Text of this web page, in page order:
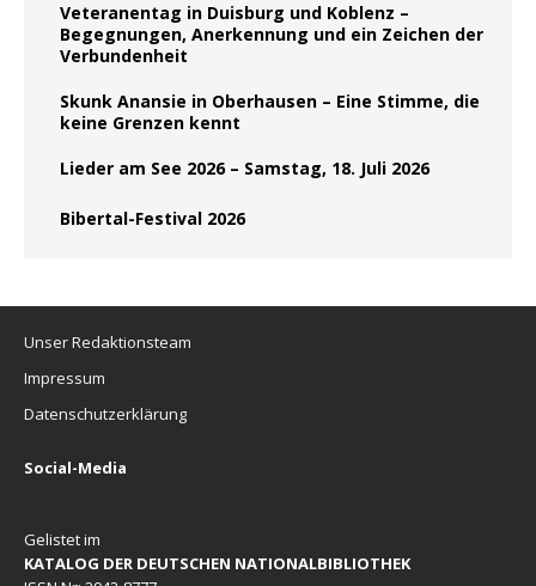
Veteranentag in Duisburg und Koblenz –
Begegnungen, Anerkennung und ein Zeichen der
Verbundenheit
Skunk Anansie in Oberhausen – Eine Stimme, die
keine Grenzen kennt
Lieder am See 2026 – Samstag, 18. Juli 2026
Bibertal-Festival 2026
Unser Redaktionsteam
Impressum
Datenschutzerklärung
Social-Media
Gelistet im
KATALOG DER DEUTSCHEN NATIONALBIBLIOTHEK